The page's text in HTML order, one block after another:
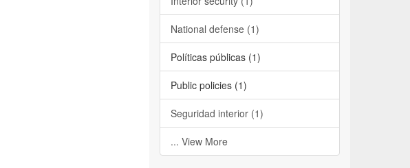
National defense (1)
Políticas públicas (1)
Public policies (1)
Seguridad interior (1)
... View More